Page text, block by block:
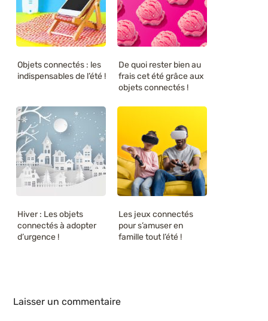
Objets connectés : les
indispensables de l’été !
De quoi rester bien au
frais cet été grâce aux
objets connectés !
Hiver : Les objets
connectés à adopter
d’urgence !
Les jeux connectés
pour s’amuser en
famille tout l’été !
Laisser un commentaire